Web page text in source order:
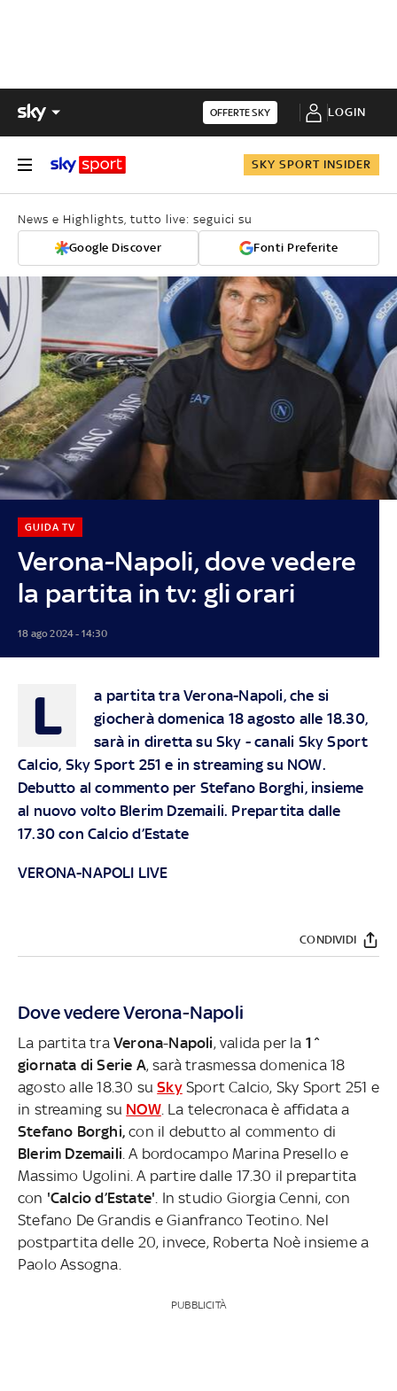
OFFERTE SKY LOGIN
SKY SPORT INSIDER
News e Highlights, tutto live: seguici su
Google Discover Fonti Preferite
Verona-Napoli, dove vedere
la partita in tv: gli orari
GUIDA TV
18 ago 2024 - 14:30
L
a partita tra Verona-Napoli, che si
giocherà domenica 18 agosto alle 18.30,
sarà in diretta su Sky - canali Sky Sport
Calcio, Sky Sport 251 e in streaming su NOW.
Debutto al commento per Stefano Borghi, insieme
al nuovo volto Blerim Dzemaili. Prepartita dalle
17.30 con Calcio d’Estate
VERONA-NAPOLI LIVE
CONDIVIDI
Dove vedere Verona-Napoli
La partita tra Verona-Napoli, valida per la 1^
giornata di Serie A, sarà trasmessa domenica 18
agosto alle 18.30 suSkySport Calcio, Sky Sport 251 e
in streaming su NOW. La telecronaca è affidata a
Stefano Borghi, con il debutto al commento di
Blerim Dzemaili . A bordocampo Marina Presello e
Massimo Ugolini. A partire dalle 17.30 il prepartita
con 'Calcio d’Estate' . In studio Giorgia Cenni, con
Stefano De Grandis e Gianfranco Teotino. Nel
postpartita delle 20, invece, Roberta Noè insieme a
Paolo Assogna.
PUBBLICITÀ